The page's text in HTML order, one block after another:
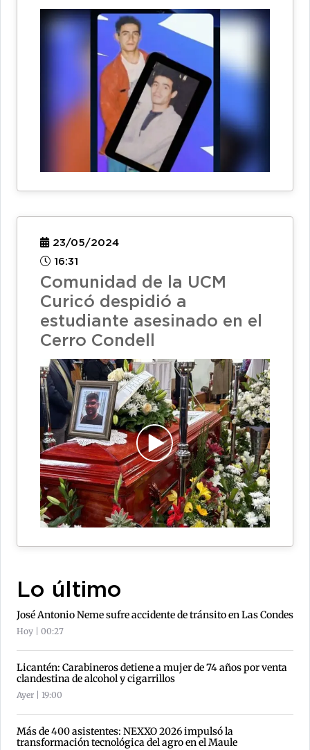
23/05/2024
16:31
Comunidad de la UCM
Curicó despidió a
estudiante asesinado en el
Cerro Condell
Lo último
José Antonio Neme sufre accidente de tránsito en Las Condes
Hoy | 00:27
Licantén: Carabineros detiene a mujer de 74 años por venta
clandestina de alcohol y cigarrillos
Ayer | 19:00
Más de 400 asistentes: NEXXO 2026 impulsó la
transformación tecnológica del agro en el Maule